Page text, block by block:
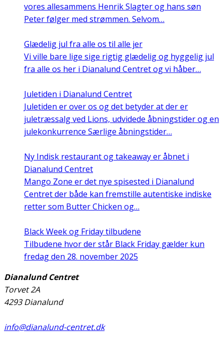
vores allesammens Henrik Slagter og hans søn
Peter følger med strømmen. Selvom…
Glædelig jul fra alle os til alle jer
Vi ville bare lige sige rigtig glædelig og hyggelig jul
fra alle os her i Dianalund Centret og vi håber…
Juletiden i Dianalund Centret
Juletiden er over os og det betyder at der er
juletræssalg ved Lions, udvidede åbningstider og en
julekonkurrence Særlige åbningstider…
Ny Indisk restaurant og takeaway er åbnet i
Dianalund Centret
Mango Zone er det nye spisested i Dianalund
Centret der både kan fremstille autentiske indiske
retter som Butter Chicken og…
Black Week og Friday tilbudene
Tilbudene hvor der står Black Friday gælder kun
fredag den 28. november 2025
Dianalund Centret
Torvet 2A
4293 Dianalund
info@dianalund-centret.dk